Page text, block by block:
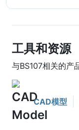
工具和资源
与BS107相关的产
CAD模型